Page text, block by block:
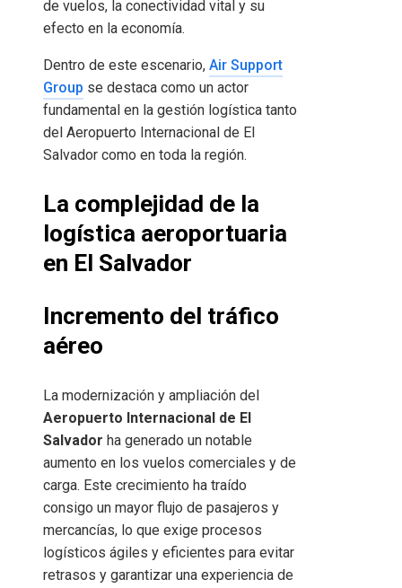
de vuelos, la conectividad vital y su
efecto en la economía.
Dentro de este escenario, Air Support
Group se destaca como un actor
fundamental en la gestión logística tanto
del Aeropuerto Internacional de El
Salvador como en toda la región.
La complejidad de la
logística aeroportuaria
en El Salvador
Incremento del tráfico
aéreo
La modernización y ampliación del
Aeropuerto Internacional de El
Salvador ha generado un notable
aumento en los vuelos comerciales y de
carga. Este crecimiento ha traído
consigo un mayor flujo de pasajeros y
mercancías, lo que exige procesos
logísticos ágiles y eficientes para evitar
retrasos y garantizar una experiencia de